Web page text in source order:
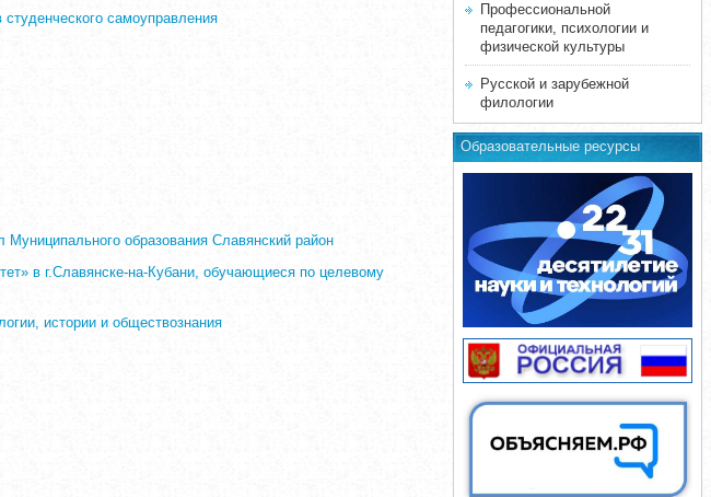
самоуправления
Муниципального образования Славянский район
в г.Славянске-на-Кубани, обучающиеся по целевому
истории и обществознания
Профессиональной
педагогики, психологии и
физической культуры
Русской и зарубежной
филологии
Образовательные ресурсы